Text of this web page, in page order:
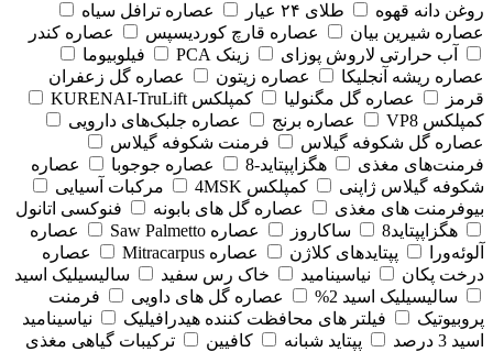
روغن دانه قهوه
طلای ۲۴ عیار
عصاره ترافل سیاه
عصاره شیرین بیان
عصاره قارچ کوردیسپس
عصاره کندر
آب حرارتی لاروش پوزای
زینک PCA
فیلوبیوما
عصاره ریشه آنجلیکا
عصاره زیتون
عصاره گل زعفران
قرمز
عصاره گل مگنولیا
کمپلکس KURENAI-TruLift
کمپلکس VP8
عصاره برنج
عصاره جلبک‌های دارویی
عصاره گل شکوفه گیلاس
فرمنت شکوفه گیلاس
فرمنت‌های مغذی
هگزاپپتاید-8 عصاره جوجوبا
عصاره
شکوفه گیلاس ژاپنی
کمپلکس 4MSK
مرکبات آسیایی
بیوفرمنت های مغذی
عصاره گل های بابونه
فنوکسی اتانول
هگزاپپتاید8
ساکاروز عصاره Saw Palmetto
عصاره
آلوئه‌ورا
پپتایدهای کلاژن عصاره Mitracarpus
عصاره
درخت پکان
نیاسینامید خاک رس سفید
سالیسیلیک اسید
سالیسیلیک اسید 2%
عصاره گل های داویی
فرمنت
پروبیوتیک
فیلتر های محافظت کننده هیدرافیلیک
نیاسینامید
اسید 3 درصد
پپتاید شبانه کافیین
ترکیبات گیاهی مغذی